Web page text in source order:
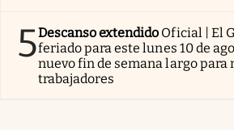
5Descanso extendido Oficial | El
feriado para este lunes 10 de
nuevo fin de semana largo para
trabajadores